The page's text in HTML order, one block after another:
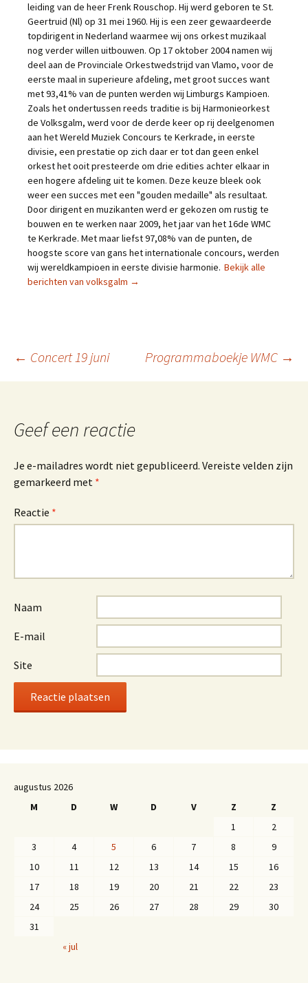
leiding van de heer Frenk Rouschop. Hij werd geboren te St.
Geertruid (Nl) op 31 mei 1960. Hij is een zeer gewaardeerde
topdirigent in Nederland waarmee wij ons orkest muzikaal
nog verder willen uitbouwen. Op 17 oktober 2004 namen wij
deel aan de Provinciale Orkestwedstrijd van Vlamo, voor de
eerste maal in superieure afdeling, met groot succes want
met 93,41% van de punten werden wij Limburgs Kampioen.
Zoals het ondertussen reeds traditie is bij Harmonieorkest
de Volksgalm, werd voor de derde keer op rij deelgenomen
aan het Wereld Muziek Concours te Kerkrade, in eerste
divisie, een prestatie op zich daar er tot dan geen enkel
orkest het ooit presteerde om drie edities achter elkaar in
een hogere afdeling uit te komen. Deze keuze bleek ook
weer een succes met een "gouden medaille" als resultaat.
Door dirigent en muzikanten werd er gekozen om rustig te
bouwen en te werken naar 2009, het jaar van het 16de WMC
te Kerkrade. Met maar liefst 97,08% van de punten, de
hoogste score van gans het internationale concours, werden
wij wereldkampioen in eerste divisie harmonie. Bekijk alle
berichten van volksgalm →
Berichtnavigatie
← Concert 19 juni Programmaboekje WMC →
Geef een reactie
Je e-mailadres wordt niet gepubliceerd. Vereiste velden zijn
gemarkeerd met *
Reactie *
Naam
E-mail
Site
augustus 2026
M
D W D V Z
Z
1
2
3
4 5 6 7 8
9
10
11 12 13 14 15
16
17
18 19 20 21 22
23
24
25 26 27 28 29
30
31
« jul